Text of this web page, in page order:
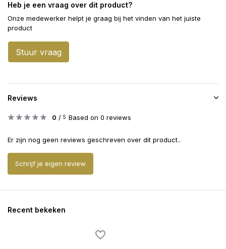
Heb je een vraag over dit product?
Onze medewerker helpt je graag bij het vinden van het juiste
product
Stuur vraag
Reviews
0 / 5 Based on 0 reviews
Er zijn nog geen reviews geschreven over dit product..
Schrijf je eigen review
Recent bekeken